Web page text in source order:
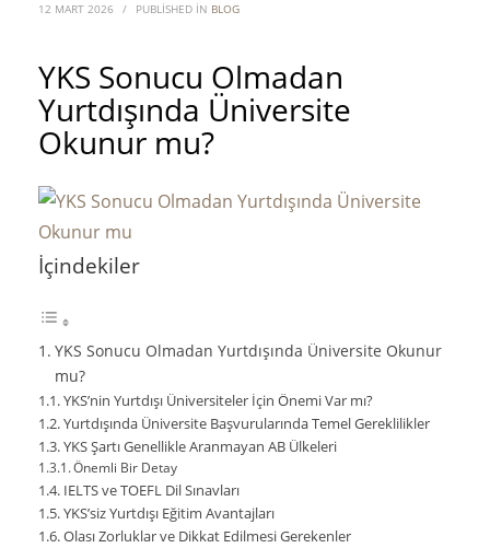
12 MART 2026 / PUBLISHED IN BLOG
YKS Sonucu Olmadan
Yurtdışında Üniversite
Okunur mu?
İçindekiler
YKS Sonucu Olmadan Yurtdışında Üniversite Okunur
mu?
YKS’nin Yurtdışı Üniversiteler İçin Önemi Var mı?
Yurtdışında Üniversite Başvurularında Temel Gereklilikler
YKS Şartı Genellikle Aranmayan AB Ülkeleri
Önemli Bir Detay
IELTS ve TOEFL Dil Sınavları
YKS’siz Yurtdışı Eğitim Avantajları
Olası Zorluklar ve Dikkat Edilmesi Gerekenler